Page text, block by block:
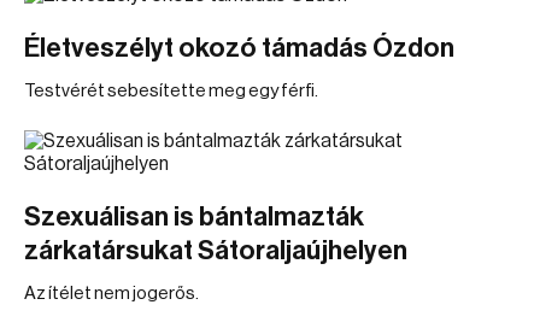
Életveszélyt okozó támadás Ózdon
Testvérét sebesítette meg egy férfi.
Szexuálisan is bántalmazták
zárkatársukat Sátoraljaújhelyen
Az ítélet nem jogerős.